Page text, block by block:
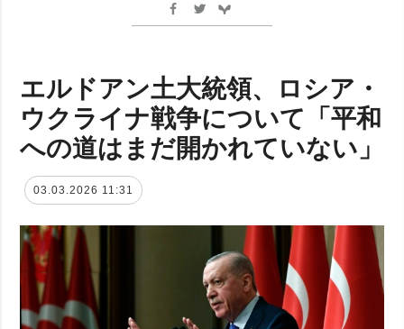
エルドアン土大統領、ロシア・
ウクライナ戦争について「平和
への道はまだ開かれていない」
03.03.2026 11:31